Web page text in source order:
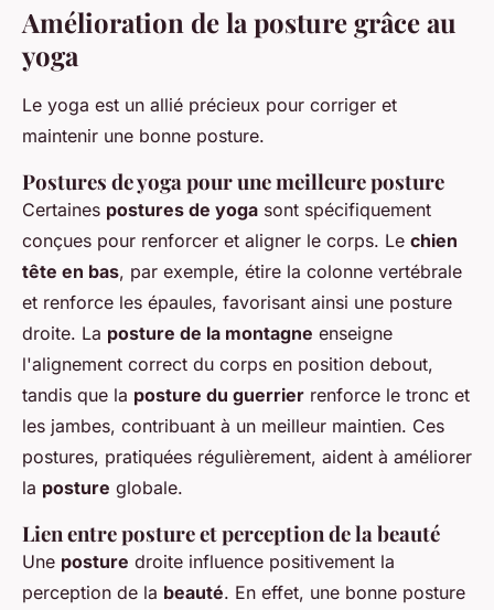
Amélioration de la posture grâce au
yoga
Le yoga est un allié précieux pour corriger et
maintenir une bonne posture.
Postures de yoga pour une meilleure posture
Certaines postures de yoga sont spécifiquement
conçues pour renforcer et aligner le corps. Le chien
tête en bas, par exemple, étire la colonne vertébrale
et renforce les épaules, favorisant ainsi une posture
droite. La posture de la montagne enseigne
l'alignement correct du corps en position debout,
tandis que la posture du guerrier renforce le tronc et
les jambes, contribuant à un meilleur maintien. Ces
postures, pratiquées régulièrement, aident à améliorer
la posture globale.
Lien entre posture et perception de la beauté
Une posture droite influence positivement la
perception de la beauté. En effet, une bonne posture